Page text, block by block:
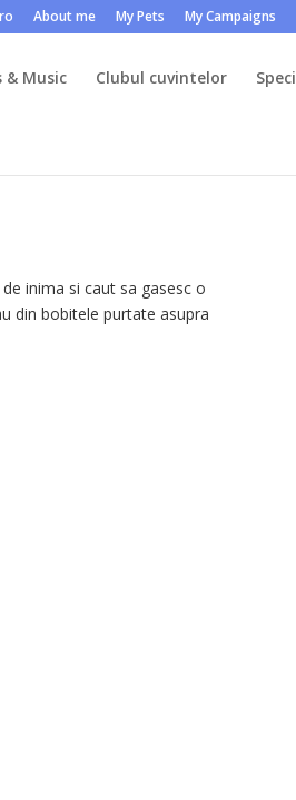
About me My Pets My Campaigns
& Music Clubul cuvintelor
inima si caut sa gasesc o
din bobitele purtate asupra